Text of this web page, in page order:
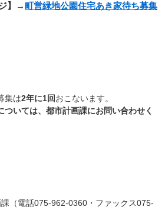
】→町営緑地公園住宅あき家待ち募集
集は2年に1回おこないます。
ついては、都市計画課にお問い合わせく
（電話075-962-0360・ファックス075-